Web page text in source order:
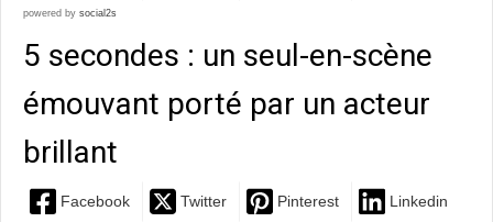
powered by social2s
5 secondes : un seul-en-scène
émouvant porté par un acteur
brillant
Facebook Twitter Pinterest Linkedin